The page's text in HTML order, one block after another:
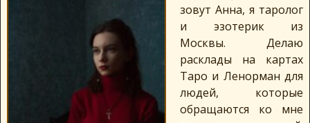
зовут Анна, я таролог
и эзотерик из
Москвы. Делаю
расклады на картах
Таро и Ленорман для
людей, которые
обращаются ко мне